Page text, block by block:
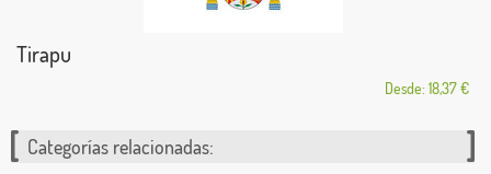
Tirapu
Desde: 18,37 €
Categorías relacionadas: